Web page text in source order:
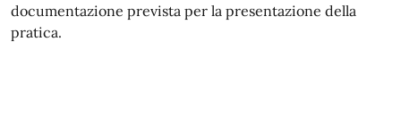
documentazione prevista per la presentazione della
pratica.